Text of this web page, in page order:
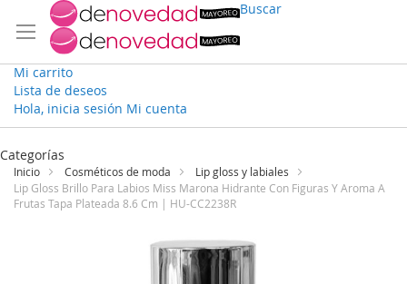
Buscar
Mi carrito
Lista de deseos
Hola, inicia sesión Mi cuenta
Ir
contenido
Categorías
Inicio Cosméticos de moda
Lip gloss y labiales
Lip Gloss Brillo Para Labios Miss Marona Hidrante Con Figuras Y Aroma A
Frutas Tapa Plateada 8.6 Cm | HU-CC2238R